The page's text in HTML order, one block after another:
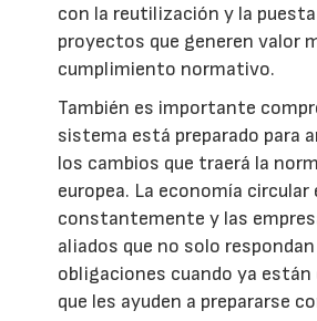
con la reutilización y la
proyectos que generen valor
cumplimiento normativo.
También es importante
sistema está preparado para
los cambios que traerá la
europea. La economía circular
constantemente y las
aliados que no solo
obligaciones cuando ya están
que les ayuden a prepararse